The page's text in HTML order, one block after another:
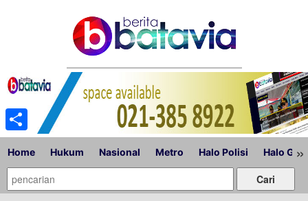
Home Hukum Nasional Metro Halo Polisi Halo »
Share